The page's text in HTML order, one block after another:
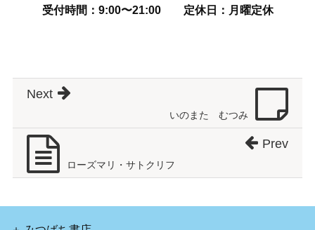
受付時間：9:00〜21:00 定休日：月曜定休
いのまた むつみ
Next
ローズマリ・サトクリフ
Prev